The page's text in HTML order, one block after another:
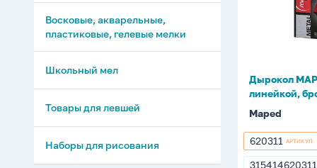
Восковые, акварельные,
пластиковые, гелевые мелки
Школьный мел
Товары для левшей
Наборы для рисования
линейкой,
Дырокол
линейкой,
Maped
620311
620311 АРТИКУЛ